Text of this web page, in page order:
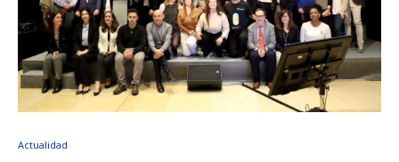
Actualidad